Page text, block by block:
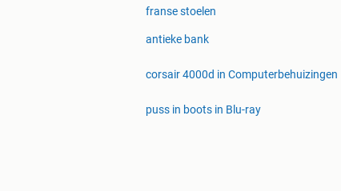
franse stoelen
antieke bank
corsair 4000d in Computerbehuizingen
puss in boots in Blu-ray